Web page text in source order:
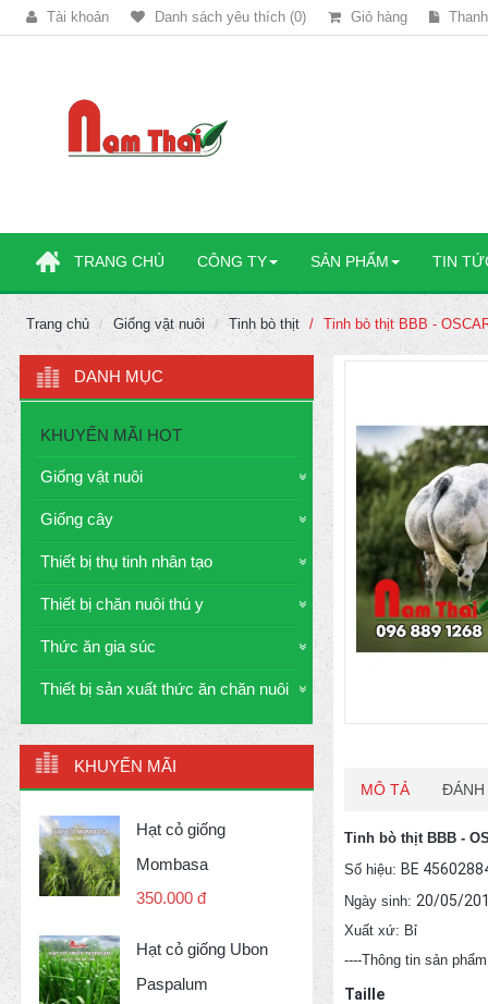
Tài khoản Danh sách yêu thích (0) Giỏ hàng
TRANG CHỦ CÔNG TY SẢN PHẨM TIN
Trang chủ Giống vật nuôi Tinh bò thịt Tinh bò thịt BBB -
DANH MỤC
KHUYẾN MÃI HOT
Giống vật nuôi
Giống cây
Thiết bị thụ tinh nhân tạo
Thiết bị chăn nuôi thú y
Thức ăn gia súc
Thiết bị sản xuất thức ăn chăn nuôi
KHUYẾN MÃI
Hạt cỏ giống
Mombasa
350.000 đ
Hạt cỏ giống Ubon
Paspalum
MÔ TẢ ĐÁNH
Tinh bò thịt BBB -
Số hiệu: BE
Ngày sinh: 20/05/
Xuất xứ: Bỉ
----Thông tin sản phẩm
Taille